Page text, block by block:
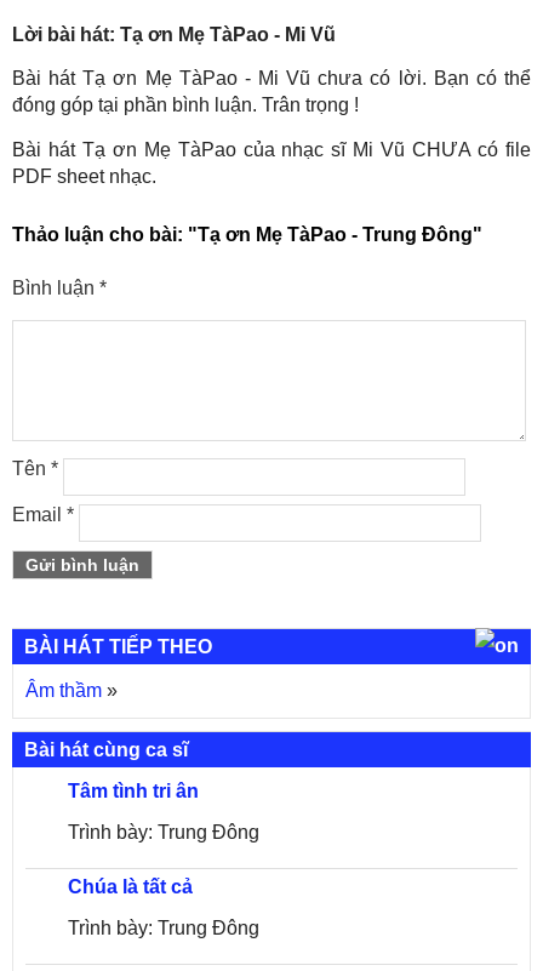
Lời bài hát: Tạ ơn Mẹ TàPao - Mi Vũ
Bài hát Tạ ơn Mẹ TàPao - Mi Vũ chưa có lời. Bạn có thể
đóng góp tại phần bình luận. Trân trọng !
Bài hát Tạ ơn Mẹ TàPao của nhạc sĩ Mi Vũ CHƯA có file
PDF sheet nhạc.
Thảo luận cho bài: "Tạ ơn Mẹ TàPao - Trung Đông"
Bình luận *
Tên *
Email *
BÀI HÁT TIẾP THEO
Âm thầm »
Bài hát cùng ca sĩ
Tâm tình tri ân
Trình bày: Trung Đông
Chúa là tất cả
Trình bày: Trung Đông